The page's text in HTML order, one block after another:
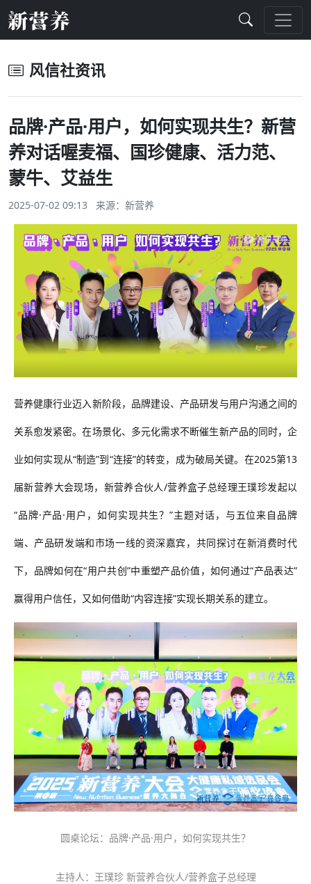
风信社资讯
品牌·产品·用户，如何实现共生？新营
养对话喔麦福、国珍健康、活力范、
蒙牛、艾益生
2025-07-02 09:13 来源： 新营养
营养健康行业迈入新阶段，品牌建设、产品研发与用户沟通之间的
关系愈发紧密。在场景化、多元化需求不断催生新产品的同时，企
业如何实现从“制造”到“连接”的转变，成为破局关键。在2025第13
届新营养大会现场，新营养合伙人/营养盒子总经理王璞珍发起以
“品牌·产品·用户，如何实现共生？”主题对话，与五位来自品牌
端、产品研发端和市场一线的资深嘉宾，共同探讨在新消费时代
下，品牌如何在“用户共创”中重塑产品价值，如何通过“产品表达”
赢得用户信任，又如何借助“内容连接”实现长期关系的建立。
圆桌论坛：品牌·产品·用户，如何实现共生？
主持人：王璞珍 新营养合伙人/营养盒子总经理